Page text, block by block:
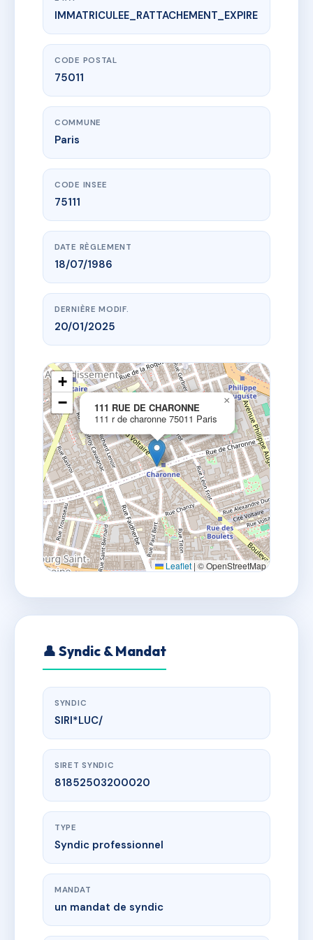
www.vme.plus/AA7822844
111 RUE DE CHARONNE
111 r de charonne
IMMATRICULEE_RATTACHEMENT_EXPIRE
CODE POSTAL
75011
COMMUNE
Paris
CODE INSEE
75111
DATE RÈGLEMENT
18/07/1986
DERNIÈRE MODIF.
20/01/2025
111 RUE DE CHARONNE
111 r de charonne 75011 Paris
×
+
−
Leaflet | © OpenStreetMap
👤 Syndic & Mandat
SYNDIC
SIRI*LUC/
SIRET SYNDIC
81852503200020
TYPE
Syndic professionnel
MANDAT
un mandat de syndic